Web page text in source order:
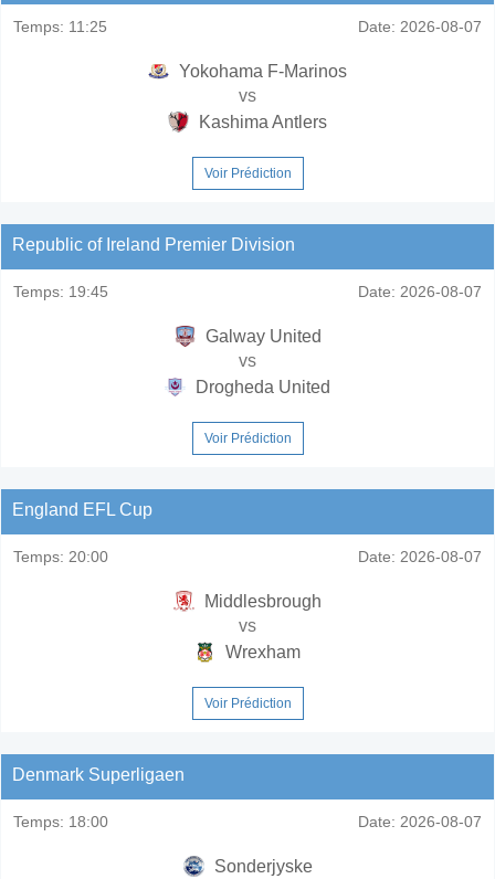
Temps: 11:25 Date: 2026-08-07
Yokohama F-Marinos
vs
Kashima Antlers
Voir Prédiction
Republic of Ireland Premier Division
Temps: 19:45 Date: 2026-08-07
Galway United
vs
Drogheda United
Voir Prédiction
England EFL Cup
Temps: 20:00 Date: 2026-08-07
Middlesbrough
vs
Wrexham
Voir Prédiction
Denmark Superligaen
Temps: 18:00 Date: 2026-08-07
Sonderjyske